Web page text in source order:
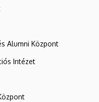
Alumni Központ
Intézet